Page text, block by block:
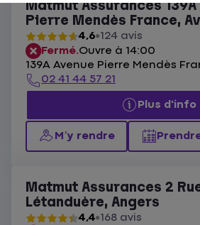
Matmut Assurances 139A
Pierre Mendès France,
4,6 124 avis
Fermé.Ouvre à 14:00
139A Avenue Pierre Mendès
02 41 44 57 21
Plus d'info
M’y rendre
Matmut Assurances 2
Létanduère, Angers
4,4 168 avis